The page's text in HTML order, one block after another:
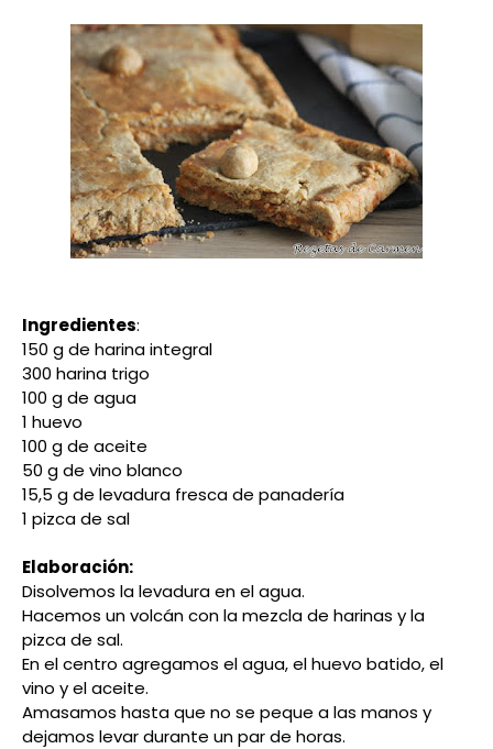
Ingredientes:
150 g de harina integral
300 harina trigo
100 g de agua
1 huevo
100 g de aceite
50 g de vino blanco
15,5 g de levadura fresca de panadería
1 pizca de sal
Elaboración:
Disolvemos la levadura en el agua.
Hacemos un volcán con la mezcla de harinas y la
pizca de sal.
En el centro agregamos el agua, el huevo batido, el
vino y el aceite.
Amasamos hasta que no se peque a las manos y
dejamos levar durante un par de horas.